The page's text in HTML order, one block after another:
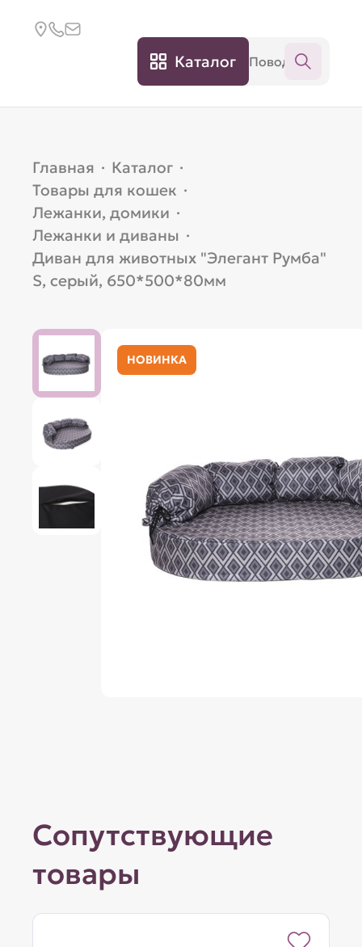
Каталог
Главная · Каталог ·
Товары для кошек ·
Лежанки, домики ·
Лежанки и диваны ·
Диван для животных "Элегант Румба"
S, серый, 650*500*80мм
НОВИНКА
Сопутствующие
товары